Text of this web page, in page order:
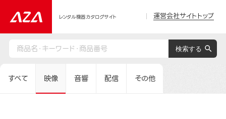
レンタル機器カタログサイト 運営会社サイトトップ
すべて 映像 音響 配信 その他